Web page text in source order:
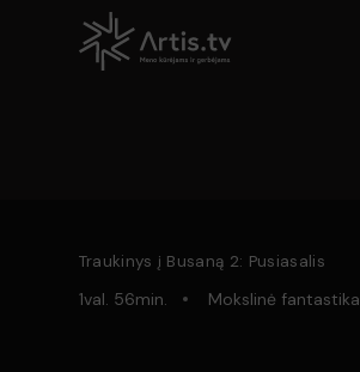
Traukinys į Busaną 2: Pusiasalis
1val. 56min. Mokslinė fantastika